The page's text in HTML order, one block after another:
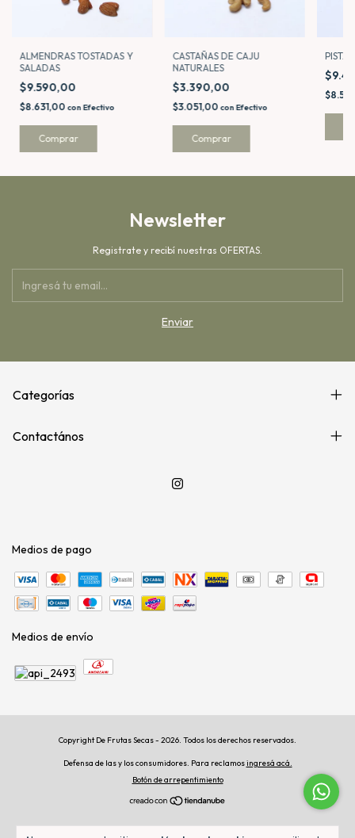
ALMENDRAS TOSTADAS Y
SALADAS
$9.590,00
$8.631,00 con Efectivo
Comprar
CASTAÑAS DE CAJU
NATURALES
$3.390,00
$3.051,00 con Efectivo
Comprar
Newsletter
Registrate y recibí nuestras OFERTAS.
Categorías
Contactános
Medios de pago
Medios de envío
Copyright De Frutas Secas - 2026. Todos los derechos reservados.
Defensa de las y los consumidores. Para reclamosingresá acá.
Botón de arrepentimiento